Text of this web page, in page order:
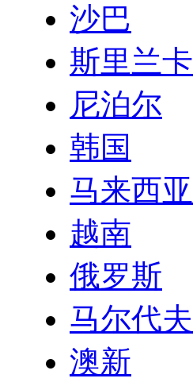
沙巴
斯里兰卡
尼泊尔
韩国
马来西亚
越南
俄罗斯
马尔代夫
澳新